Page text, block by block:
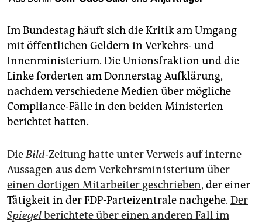
abo
genossenschaft
epaper login
Im Bundestag häuft sich die Kritik am Umgang
mit öffentlichen Geldern in Verkehrs- und
Innenministerium. Die Unionsfraktion und die
Linke forderten am Donnerstag Aufklärung,
nachdem verschiedene Medien über mögliche
Compliance-Fälle in den beiden Ministerien
berichtet hatten.
DieBild-Zeitung hatte unter Verweis auf interne
Aussagen aus dem Verkehrsministerium über
einen dortigen Mitarbeiter geschrieben, der einer
Tätigkeit in der FDP-Parteizentrale nachgehe. Der
Spiegelberichtete über einen anderen Fall im